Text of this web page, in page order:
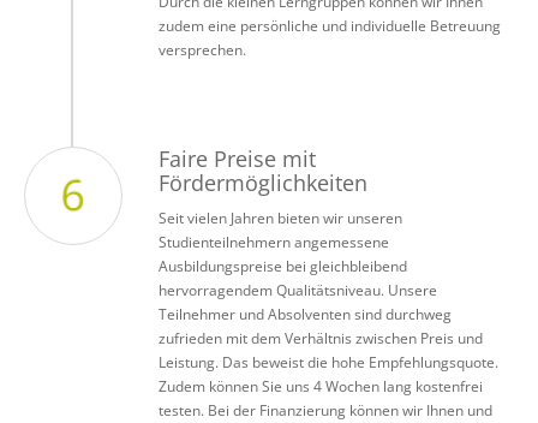
zudem eine persönliche und individuelle Betreuung
versprechen.
Faire Preise mit
Fördermöglichkeiten
Seit vielen Jahren bieten wir unseren
Studienteilnehmern angemessene
Ausbildungspreise bei gleichbleibend
hervorragendem Qualitätsniveau. Unsere
Teilnehmer und Absolventen sind durchweg
zufrieden mit dem Verhältnis zwischen Preis und
Leistung. Das beweist die hohe Empfehlungsquote.
Zudem können Sie uns 4 Wochen lang kostenfrei
testen. Bei der Finanzierung können wir Ihnen und